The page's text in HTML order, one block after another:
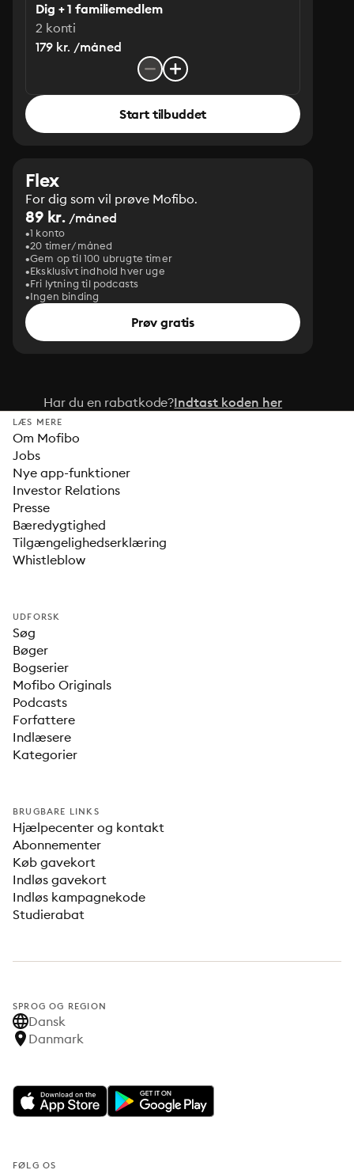
Dig + 1 familiemedlem
2 konti
179 kr. /måned
Start tilbuddet
Flex
For dig som vil prøve Mofibo.
89 kr. /måned
1 konto
20 timer/måned
Gem op til 100 ubrugte timer
Eksklusivt indhold hver uge
Fri lytning til podcasts
Ingen binding
Prøv gratis
Har du en rabatkode?Indtast koden her
LÆS MERE
Om Mofibo
Jobs
Nye app-funktioner
Investor Relations
Presse
Bæredygtighed
Tilgængelighedserklæring
Whistleblow
UDFORSK
Søg
Bøger
Bogserier
Mofibo Originals
Podcasts
Forfattere
Indlæsere
Kategorier
BRUGBARE LINKS
Hjælpecenter og kontakt
Abonnementer
Køb gavekort
Indløs gavekort
Indløs kampagnekode
Studierabat
SPROG OG REGION
Dansk
Danmark
FØLG OS